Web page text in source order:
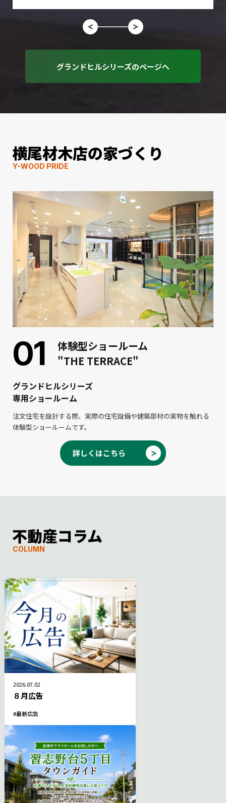
グランドヒルシリーズのページへ
横尾材木店の家づくり
Y-WOOD PRIDE
01
体験型ショールーム
"THE TERRACE"
グランドヒルシリーズ
専用ショールーム
注文住宅を設計する際、実際の住宅設備や建築部材の実物を触れる
体験型ショールームです。
詳しくはこちら
不動産コラム
COLUMN
2026.07.02
８月広告
最新広告